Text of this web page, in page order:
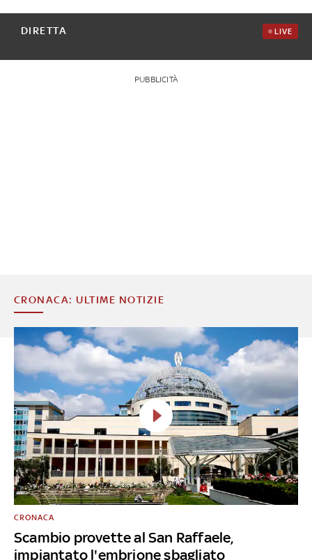
DIRETTA LIVE
PUBBLICITÀ
CRONACA: ULTIME NOTIZIE
Scambio provette al San Raffaele,
impiantato l'embrione sbagliato
CRONACA